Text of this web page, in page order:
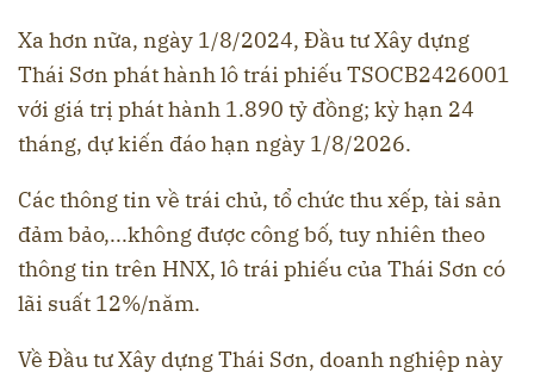
Xa hơn nữa, ngày 1/8/2024, Đầu tư Xây dựng
Thái Sơn phát hành lô trái phiếu TSOCB2426001
với giá trị phát hành 1.890 tỷ đồng; kỳ hạn 24
tháng, dự kiến đáo hạn ngày 1/8/2026.
Các thông tin về trái chủ, tổ chức thu xếp, tài sản
đảm bảo,...không được công bố, tuy nhiên theo
thông tin trên HNX, lô trái phiếu của Thái Sơn có
lãi suất 12%/năm.
Về Đầu tư Xây dựng Thái Sơn, doanh nghiệp này